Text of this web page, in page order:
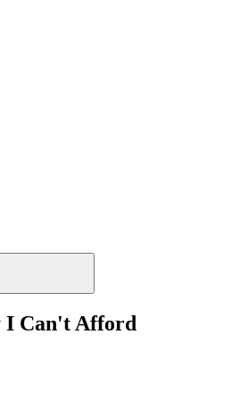
I Can't Afford